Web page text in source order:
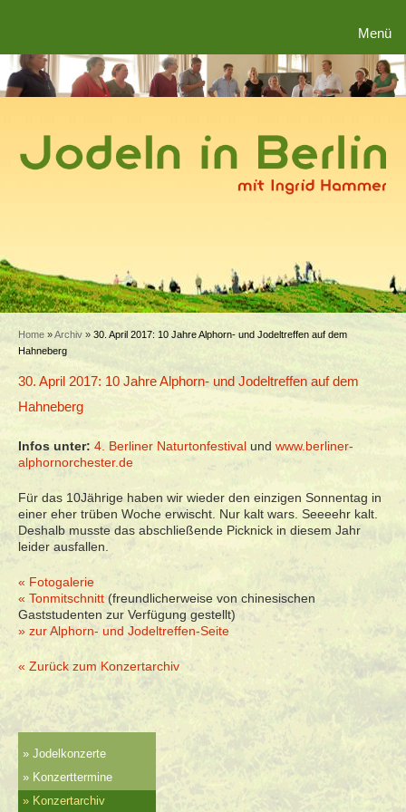
Jodelkonzerte
Konzerttermine
Konzertarchiv
Home »Archiv » 30. April 2017: 10 Jahre Alphorn- und Jodeltreffen auf dem
Hahneberg
30. April 2017: 10 Jahre Alphorn- und Jodeltreffen auf dem
Hahneberg
Infos unter: 4. Berliner Naturtonfestival und www.berliner-
alphornorchester.de
Für das 10Jährige haben wir wieder den einzigen Sonnentag in
einer eher trüben Woche erwischt. Nur kalt wars. Seeeehr kalt.
Deshalb musste das abschließende Picknick in diesem Jahr
leider ausfallen.
« Fotogalerie
« Tonmitschnitt (freundlicherweise von chinesischen
Gaststudenten zur Verfügung gestellt)
» zur Alphorn- und Jodeltreffen-Seite
« Zurück zum Konzertarchiv
Menü